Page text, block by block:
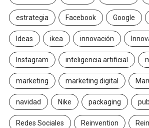
estrategia Facebook Google
Ideas ikea innovación
Instagram inteligencia artificial
marketing marketing digital
navidad Nike packaging
Redes Sociales Reinvention